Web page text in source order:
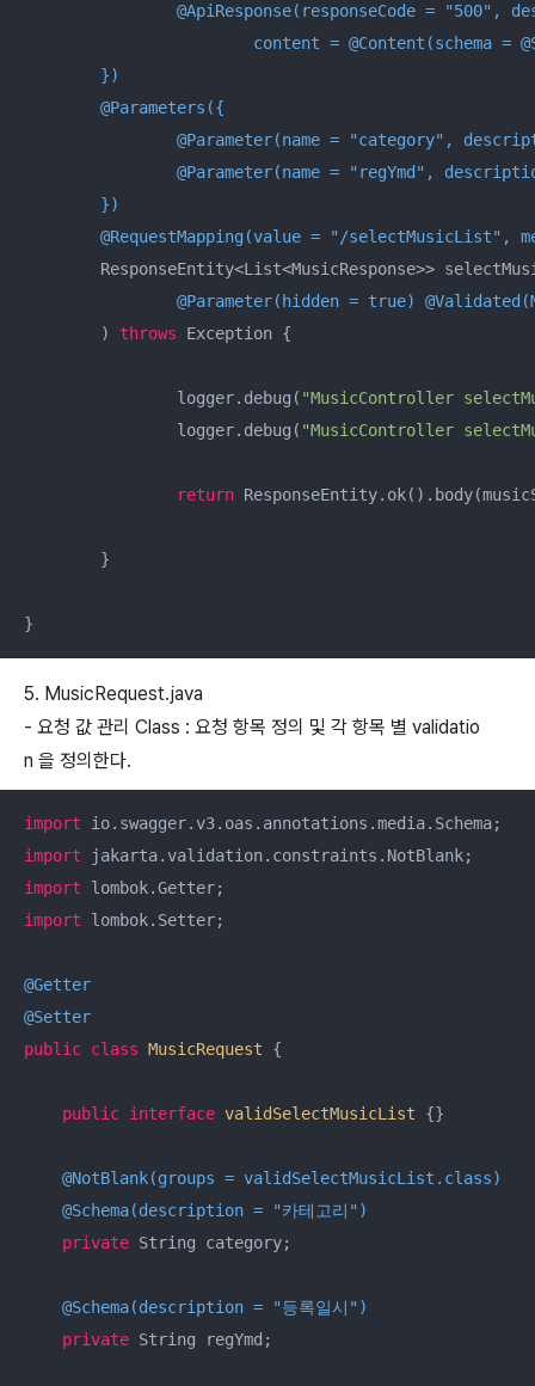
	})
@Parameters({
	})
@RequestMapping(value = "/selectMusicList",
@Parameter(hidden = true)
	)
throws Exception {
		logger.debug(
"MusicController
		logger.debug(
"MusicController
return
}
5. MusicRequest.java
- 요청 값 관리 Class : 요청 항목 정의 및 각 항목 별 validatio
n 을 정의한다.
import
import
import
import lombok.Setter;
@Getter
@Setter
public class MusicRequest {
public interface validSelectMusicList {}
@NotBlank(groups = validSelectMusicList.class)
@Schema(description = "카테고리")
private String category;
@Schema(description = "등록일시")
private String regYmd;